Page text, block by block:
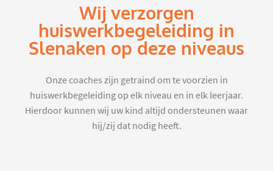
Wij verzorgen
huiswerkbegeleiding in
Slenaken op deze niveaus
Onze coaches zijn getraind om te voorzien in
huiswerkbegeleiding op elk niveau en in elk leerjaar.
Hierdoor kunnen wij uw kind altijd ondersteunen waar
hij/zij dat nodig heeft.